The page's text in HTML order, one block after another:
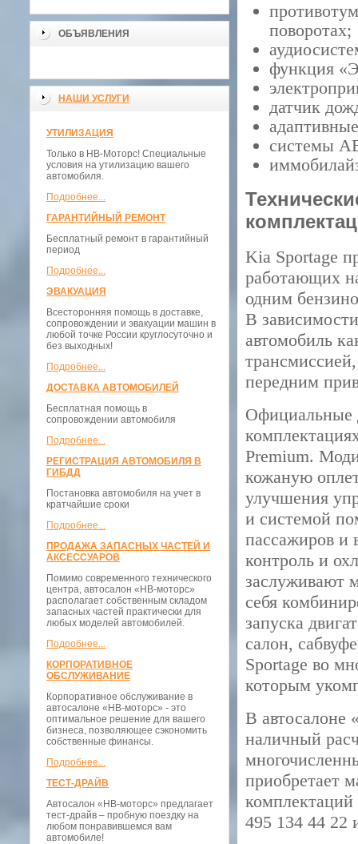
ОБЪЯВЛЕНИЯ
НАШИ УСЛУГИ
УТИЛИЗАЦИЯ
Только в НВ-Моторс! Специальные
условия на утилизацию вашего
автомобиля.
Подробнее...
ГАРАНТИЙНЫЙ РЕМОНТ
Бесплатный ремонт в гарантийный
период
Подробнее...
ЭВАКУАЦИЯ
Всесторонняя помощь в доставке,
сопровождении и эвакуации машин в
любой точке России круглосуточно и
без выходных!
Подробнее...
ДОСТАВКА АВТОМОБИЛЕЙ
Бесплатная помощь в
сопровождении автомобиля
Подробнее...
РЕГИСТРАЦИЯ АВТОМОБИЛЯ В
ГИБДД
Постановка автомобиля на учет в
кратчайшие сроки
Подробнее...
ПРОДАЖА ЗАПАСНЫХ ЧАСТЕЙ И
АКСЕССУАРОВ
Помимо современного технического
центра, автосалон «НВ-моторс»
располагает собственным складом
запасных частей практически для
любых моделей автомобилей.
Подробнее...
КОРПОРАТИВНОЕ
ОБСЛУЖИВАНИЕ
Корпоративное обслуживание в
автосалоне «НВ-моторс» - это
оптимальное решение для вашего
бизнеса, позволяющее сэкономить
собственные финансы.
Подробнее...
ТЕСТ-ДРАЙВ
Автосалон «НВ-моторс» предлагает
тест-драйв – пробную поездку на
любом понравившемся вам
автомобиле!
поворотах;
функция
датчик
системы
Kia Sportage
работающих
одним
В
автомобиль
передним
Официальные
Premium.
кожаную
улучшения
и системой
пассажиров и
контроль и
заслуживают
себя
запуска
салон,
Sportage во
которым
В автосалоне
наличный
приобретает
495 134 44 22